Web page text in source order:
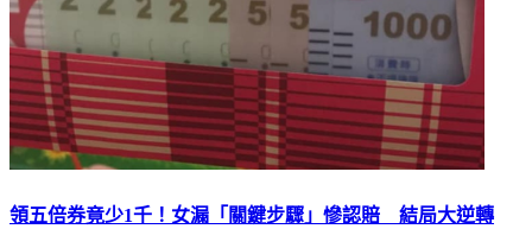
領五倍券竟少1千！女漏「關鍵步驟」慘認賠 結局大逆轉